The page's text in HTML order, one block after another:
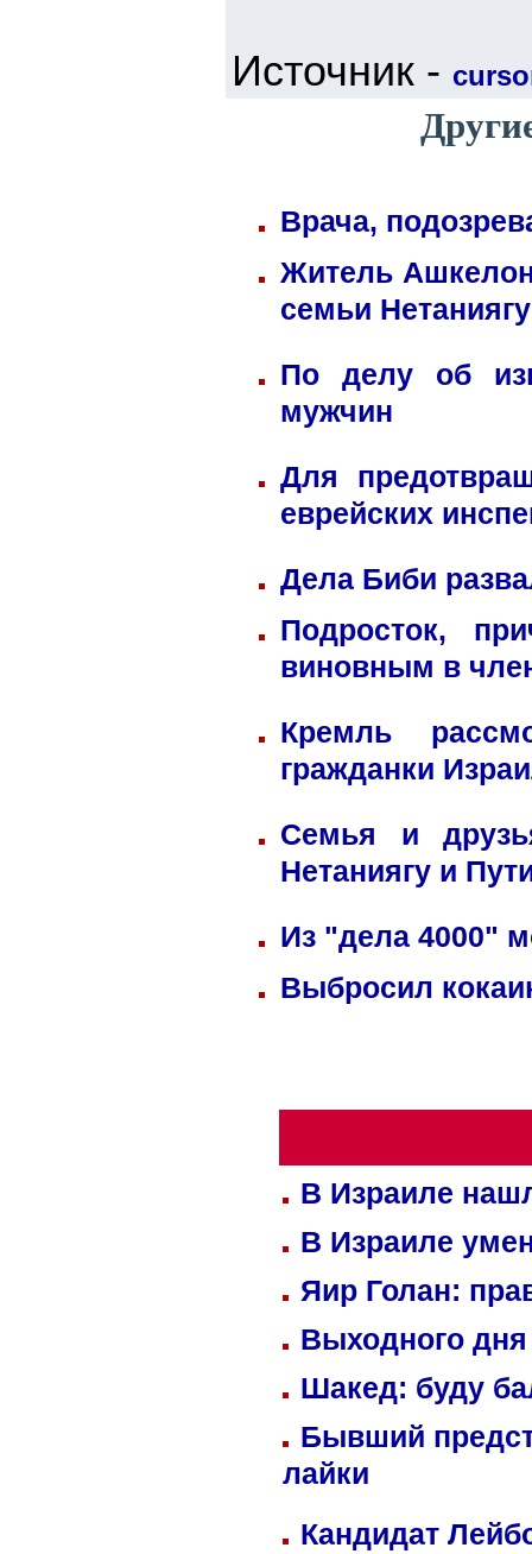
Источник -
Врача,
Житель
семьи Нетаниягу
По делу об
мужчин
Для
еврейских
Дела Биби
Подросток,
виновным в
Кремль
гражданки
Семья и
Нетаниягу и
Из "дела 4000"
Выбросил
В Израиле
В Израиле
Яир Голан:
Выходного
Шакед: буду
Бывший
лайки
Кандидат